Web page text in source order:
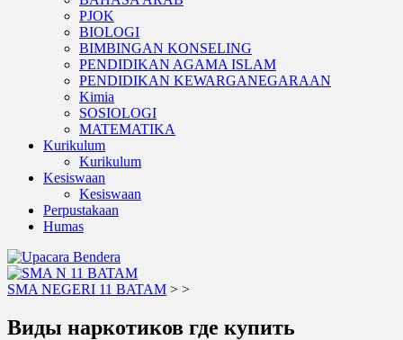
PJOK
BIOLOGI
BIMBINGAN KONSELING
PENDIDIKAN AGAMA ISLAM
PENDIDIKAN KEWARGANEGARAAN
Kimia
SOSIOLOGI
MATEMATIKA
Kurikulum
Kurikulum
Kesiswaan
Kesiswaan
Perpustakaan
Humas
SMA NEGERI 11 BATAM > >
Виды наркотиков где купить